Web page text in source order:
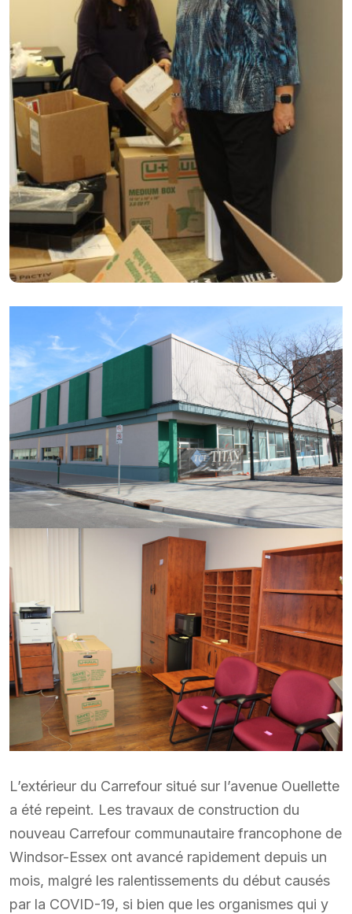
L’extérieur du Carrefour situé sur l’avenue Ouellette
a été repeint. Les travaux de construction du
nouveau Carrefour communautaire francophone de
Windsor-Essex ont avancé rapidement depuis un
mois, malgré les ralentissements du début causés
par la COVID-19, si bien que les organismes qui y